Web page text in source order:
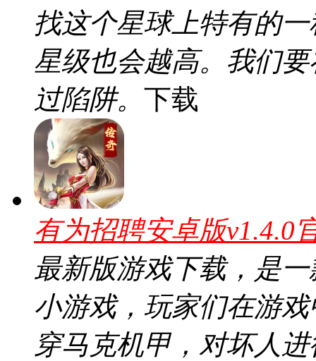
找这个星球上特有的
星级也会越高。我们
过陷阱。 下载
有为招聘安卓版v1.4.0
最新版游戏下载，是
小游戏，玩家们在游
穿马克机甲，对坏人